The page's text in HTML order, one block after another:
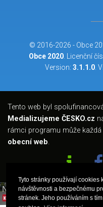
Tyto stránky používají cookies
návštěvnosti a bezpečnému
stránek. Jeho používáním s
© 2016-2026 - Obce
Obce 2020 . Licenční
Version: 3.1.1.0 .
Tento web byl
Medializujeme ČESKO.cz
rámci programu může
obecní web.